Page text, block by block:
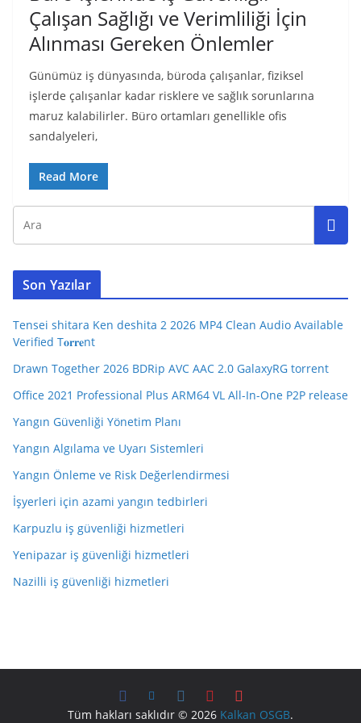
Çalışan Sağlığı ve Verimliliği İçin
Alınması Gereken Önlemler
Günümüz iş dünyasında, büroda çalışanlar, fiziksel
işlerde çalışanlar kadar risklere ve sağlık sorunlarına
maruz kalabilirler. Büro ortamları genellikle ofis
sandalyeleri,
Read More
Son Yazılar
Tensei shitara Ken deshita 2 2026 MP4 Clean Audio Available
Verified T𝐨𝐫𝐫𝐞nt
Drawn Together 2026 BDRip AVC AAC 2.0 GalaxyRG torrent
Office 2021 Professional Plus ARM64 VL All-In-One P2P release
Yangın Güvenliği Yönetim Planı
Yangın Algılama ve Uyarı Sistemleri
Yangın Önleme ve Risk Değerlendirmesi
İşyerleri için azami yangın tedbirleri
Karpuzlu iş güvenliği hizmetleri
Yenipazar iş güvenliği hizmetleri
Nazilli iş güvenliği hizmetleri
Tüm hakları saklıdır © 2026 Kalkan OSGB.